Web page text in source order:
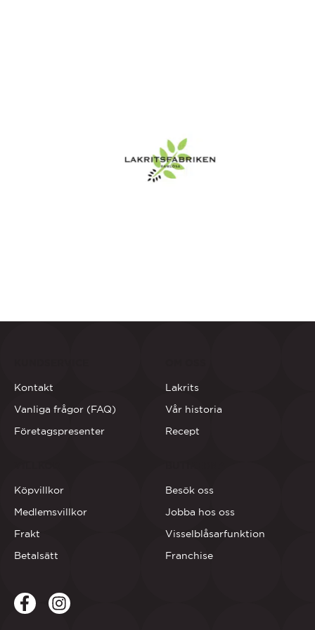
Kontakt
Vanliga frågor (FAQ)
Företagspresenter
Lakrits
Vår historia
Recept
Besök oss
Jobba hos oss
Visselblåsarfunktion
Franchise
Köpvillkor
Medlemsvillkor
Frakt
Betalsätt
FacebookLinkedIn